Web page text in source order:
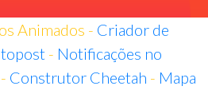
Animados - Criador de
- Notificações no
- Construtor Cheetah - Mapa